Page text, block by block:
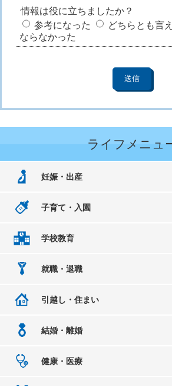
情報は役に立ちましたか？
参考になった
どちらとも言
ならなかった
ライフメニュ
妊娠・出産
子育て・入園
学校教育
就職・退職
引越し・住まい
結婚・離婚
健康・医療